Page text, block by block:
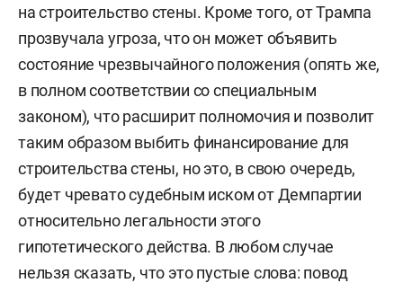
на строительство стены. Кроме того, от Трампа
прозвучала угроза, что он может объявить
состояние чрезвычайного положения (опять же,
в полном соответствии со специальным
законом), что расширит полномочия и позволит
таким образом выбить финансирование для
строительства стены, но это, в свою очередь,
будет чревато судебным иском от Демпартии
относительно легальности этого
гипотетического действа. В любом случае
нельзя сказать, что это пустые слова: повод